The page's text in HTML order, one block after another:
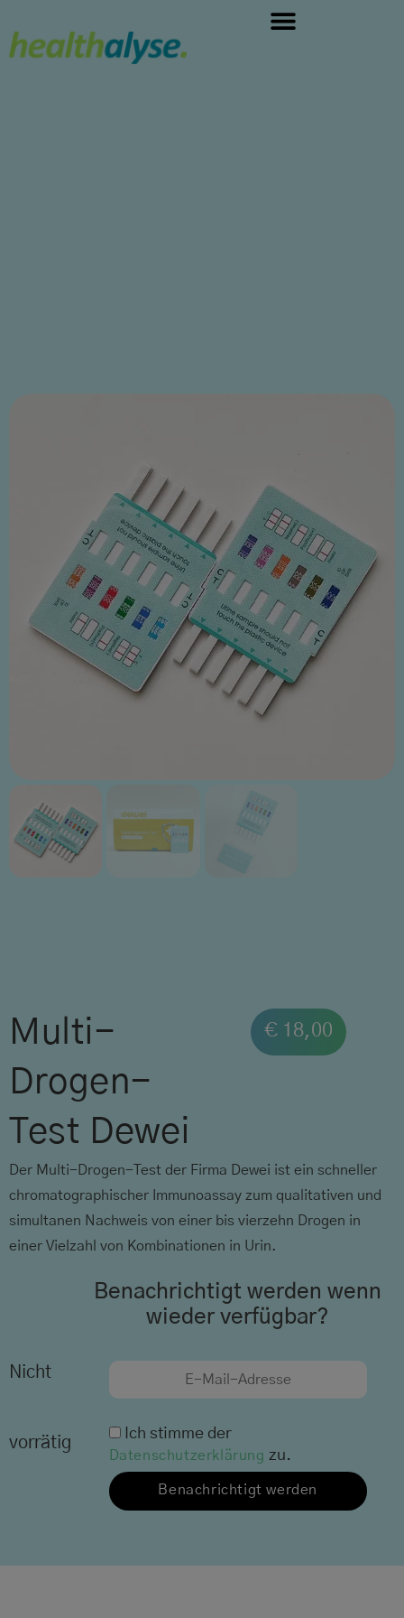
Multi-
Drogen-
Test Dewei
€ 18,00
Der Multi-Drogen-Test der Firma Dewei ist ein schneller
chromatographischer Immunoassay zum qualitativen und
simultanen Nachweis von einer bis vierzehn Drogen in
einer Vielzahl von Kombinationen in Urin.
Nicht
vorrätig
Benachrichtigt werden wenn
wieder verfügbar?
Ich stimme der
Datenschutzerklärung zu.